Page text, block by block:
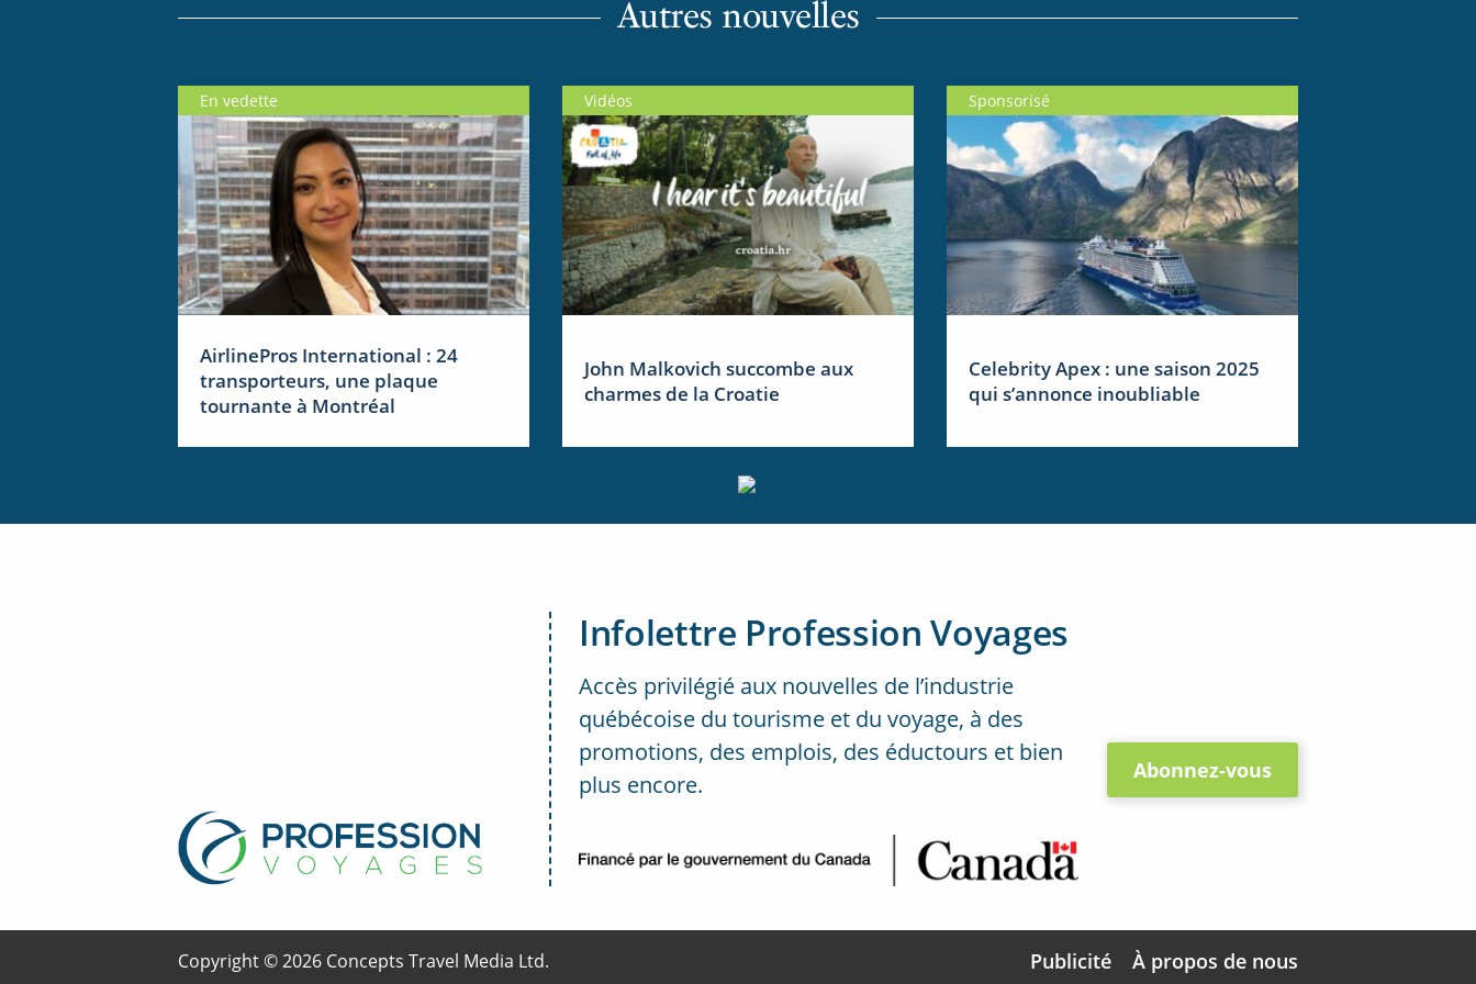
Autres nouvelles
En vedette
AirlinePros International : 24
transporteurs, une plaque
tournante à Montréal
Vidéos
John Malkovich succombe aux
charmes de la Croatie
Sponsorisé
Celebrity Apex : une saison 2025
qui s’annonce inoubliable
Infolettre Profession Voyages
Accès privilégié aux nouvelles de l’industrie
québécoise du tourisme et du voyage, à des
promotions, des emplois, des éductours et bien
plus encore.
Abonnez-vous
Copyright © 2026 Concepts Travel Media Ltd. Publicité À propos de nous